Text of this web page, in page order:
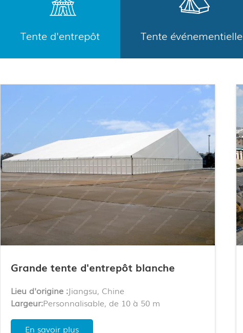
Tente d'entrepôt Tente événementielle
Grande tente d'entrepôt blanche
Lieu d'origine :Jiangsu, Chine
Largeur:Personnalisable, de 10 à 50 m
Options de murs :
En savoir plus